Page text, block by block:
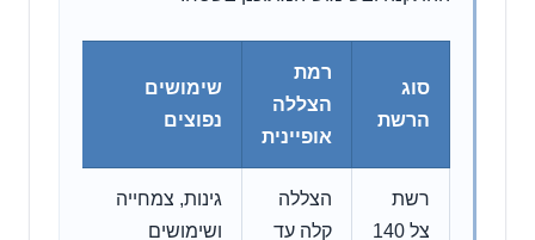
סוג
הרשת
רמת
הצללה
אופיינית
שימושים
נפוצים
רשת
צל 140
הצללה
קלה עד
גינות, צמחייה
ושימושים